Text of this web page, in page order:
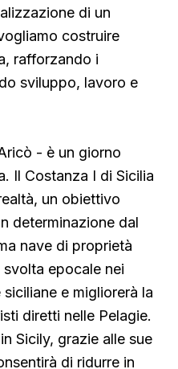
di un
costruire
rafforzando i
sviluppo, lavoro e
- è un giorno
Il Costanza I di Sicilia
un obiettivo
determinazione dal
nave di proprietà
svolta epocale nei
e migliorerà la
diretti nelle Pelagie.
Sicily, grazie alle sue
di ridurre in